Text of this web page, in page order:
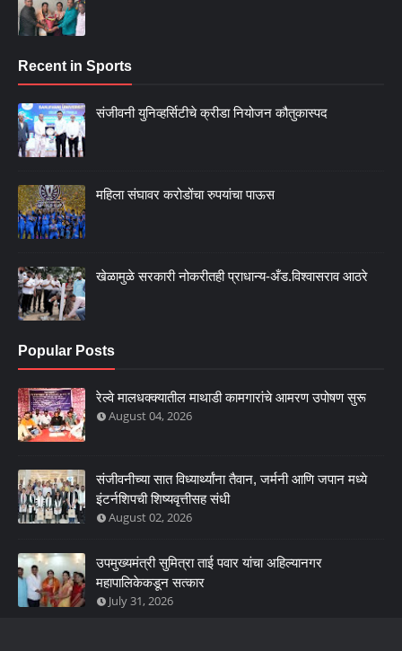
Recent in Sports
संजीवनी युनिव्हर्सिटीचे क्रीडा नियोजन कौतुकास्पद
महिला संघावर करोडोंचा रुपयांचा पाऊस
खेळामुळे सरकारी नोकरीतही प्राधान्य-अँड.विश्वासराव आठरे
Popular Posts
रेल्वे मालधक्क्यातील माथाडी कामगारांचे आमरण उपोषण सुरू
August 04, 2026
संजीवनीच्या सात विध्यार्थ्यांना तैवान, जर्मनी आणि जपान मध्ये
इंटर्नशिपची शिष्यवृत्तीसह संधी
August 02, 2026
उपमुख्यमंत्री सुमित्रा ताई पवार यांचा अहिल्यानगर
महापालिकेकडून सत्कार
July 31, 2026